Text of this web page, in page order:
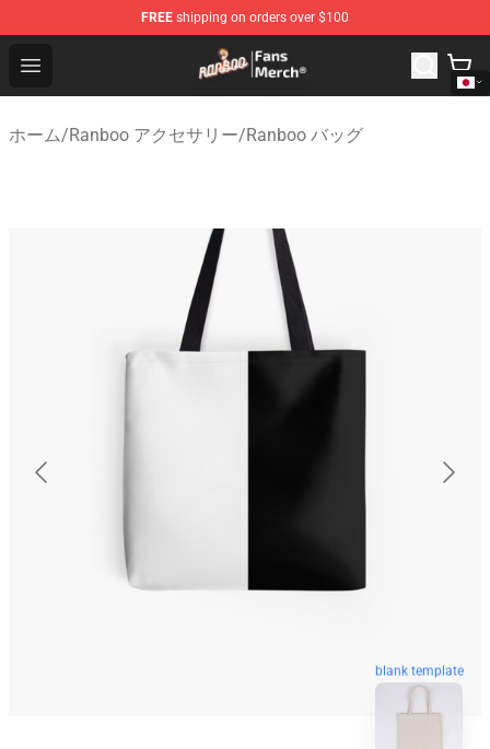
FREE shipping on orders over $100
Open menu
Ranboo Store - Official Ranboo Merchandise Shop
ホーム/Ranboo アクセサリー/Ranboo バッグ
blank template